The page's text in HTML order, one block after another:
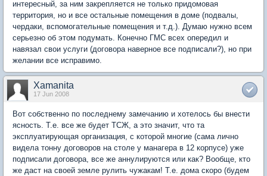
интересный, за ним закрепляется не только придомовая
территория, но и все остальные помещения в доме (подвалы,
чердаки, вспомогательные помещения и т.д.). Думаю нужно всем
серьезно об этом подумать. Конечно ГМС всех опередил и
навязал свои услуги (договора наверное все подписали?), но при
желании все исправимо.
Xamanita
17 Jun 2008
Вот собственно по последнему замечанию и хотелось бы внести
ясность. Т.е. все же будет ТСЖ, а это значит, что та
эксплуатирующая организация, с которой многие (сама лично
видела тонну договоров на столе у манагера в 12 корпусе) уже
подписали договора, все же аннулируются или как? Вообще, кто
же даст на своей земле рулить чужакам! Т.е. дома скоро (будем